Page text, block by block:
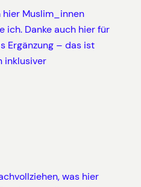
Muslim_innen
ich. Danke auch hier für
Ergänzung – das ist
inklusiver
was hier